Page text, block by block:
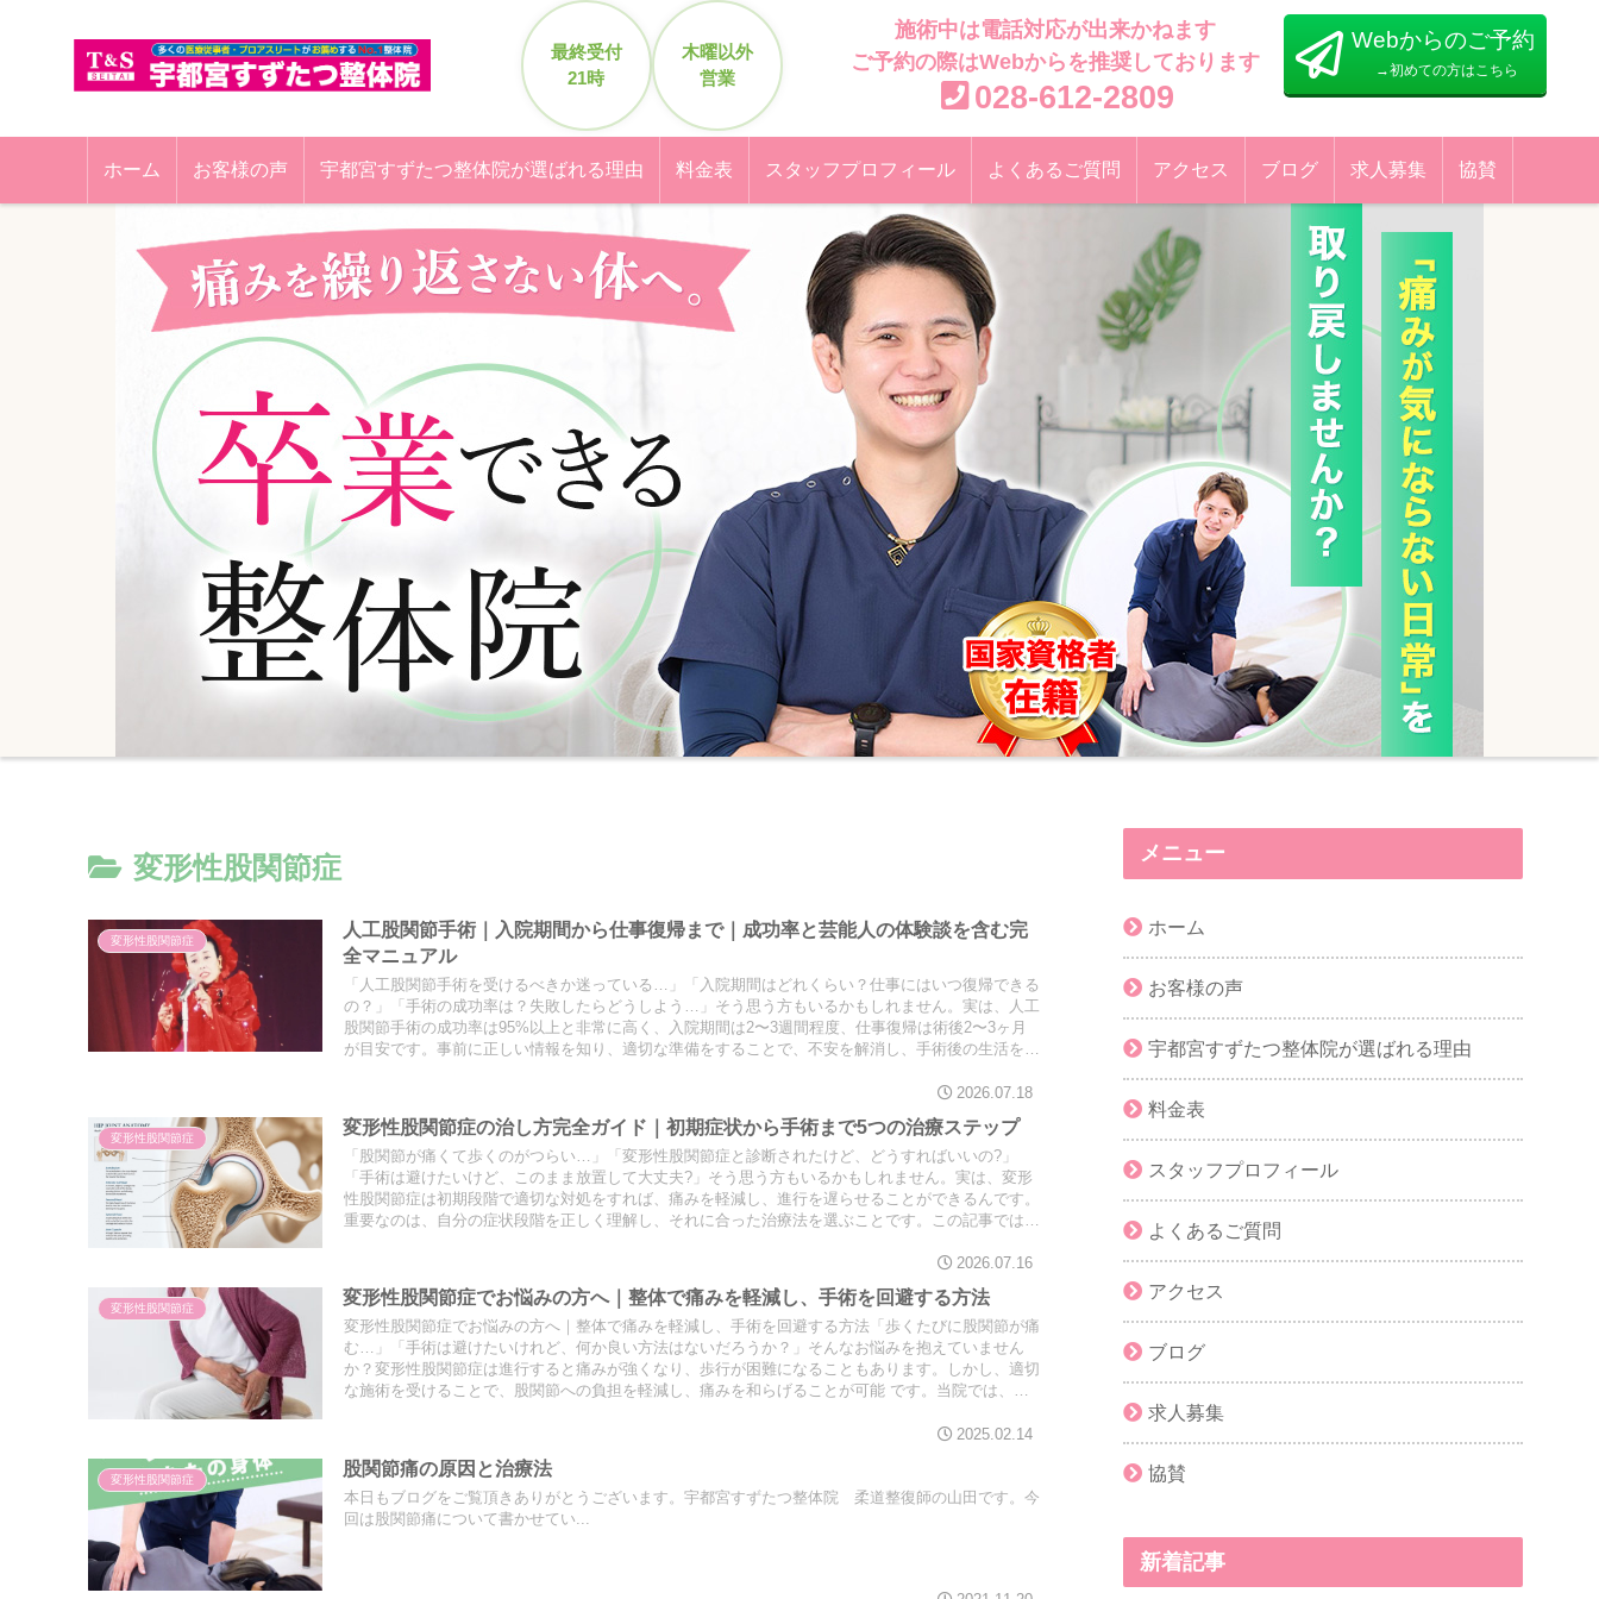
最終受付
21時
木曜以外
営業
施術中は電話対応が出来かねます
ご予約の際はWebからを推奨しております
028-612-2809
Webからのご予約
→初めての方はこちら
ホーム お客様の声 宇都宮すずたつ整体院が選ばれる理由 料金表 スタッフプロフィール よくあるご質問 アクセス ブログ 求人募集 協賛
変形性股関節症
変形性股関節症
人工股関節手術｜入院期間から仕事復帰まで｜成功率と芸能人の体験談を含む完
全マニュアル
「人工股関節手術を受けるべきか迷っている…」「入院期間はどれくらい？仕事にはいつ復帰できる
の？」「手術の成功率は？失敗したらどうしよう…」そう思う方もいるかもしれません。実は、人工
股関節手術の成功率は95%以上と非常に高く、入院期間は2〜3週間程度、仕事復帰は術後2〜3ヶ月
が目安です。事前に正しい情報を知り、適切な準備をすることで、不安を解消し、手術後の生活を大
れ、さらに芸能人の体験談を交えながら、手術を検討している方が知っておくべき情報を網羅的に解
説します。
2026.07.18
変形性股関節症
変形性股関節症の治し方完全ガイド｜初期症状から手術まで5つの治療ステップ
「股関節が痛くて歩くのがつらい…」「変形性股関節症と診断されたけど、どうすればいいの?」
「手術は避けたいけど、このまま放置して大丈夫?」そう思う方もいるかもしれません。実は、変形
性股関節症は初期段階で適切な対処をすれば、痛みを軽減し、進行を遅らせることができるんです。
重要なのは、自分の症状段階を正しく理解し、それに合った治療法を選ぶことです。この記事では、
2026.07.16
変形性股関節症
変形性股関節症でお悩みの方へ｜整体で痛みを軽減し、手術を回避する方法
変形性股関節症でお悩みの方へ｜整体で痛みを軽減し、手術を回避する方法「歩くたびに股関節が痛
む…」「手術は避けたいけれど、何か良い方法はないだろうか？」そんなお悩みを抱えていません
か？変形性股関節症は進行すると痛みが強くなり、歩行が困難になることもあります。しかし、適切
な施術を受けることで、股関節への負担を軽減し、痛みを和らげることが可能 です。当院では、股
節症の症状を根本から改善するサポートを行っています。「痛みを軽減し、手術を回避したい」とい
う方は、ぜひこの記事を最後までご覧ください。
2025.02.14
変形性股関節症
股関節痛の原因と治療法
本日もブログをご覧頂きありがとうございます。宇都宮すずたつ整体院 柔道整復師の山田です。今
回は股関節痛について書かせてい...
メニュー
ホーム
お客様の声
宇都宮すずたつ整体院が選ばれる理由
料金表
スタッフプロフィール
よくあるご質問
アクセス
ブログ
求人募集
協賛
新着記事